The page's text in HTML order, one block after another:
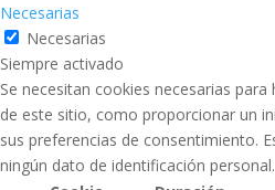
Necesarias
Necesarias
Siempre activado
Se necesitan cookies necesarias
de este sitio, como proporcionar un
sus preferencias de consentimiento.
ningún dato de identificación personal.